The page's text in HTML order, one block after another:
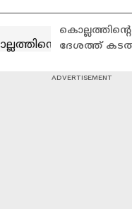
ദേശത്ത്